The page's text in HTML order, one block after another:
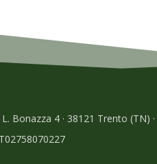
Bonazza 4 · 38121 Trento (TN)